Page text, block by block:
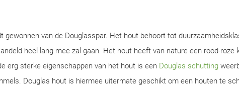
van de Douglasspar. Het hout behoort tot
heel lang mee zal gaan. Het hout heeft van nature een rood-roze
erg sterke eigenschappen van het hout is een Douglas schutting
Douglas hout is hiermee uitermate geschikt om een houten te